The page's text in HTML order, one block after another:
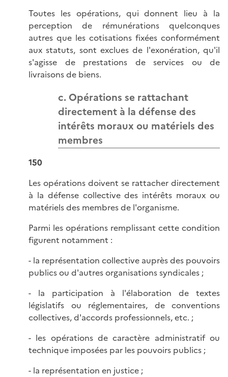
Toutes les opérations, qui donnent lieu à la
perception de rémunérations quelconques
autres que les cotisations fixées conformément
aux statuts, sont exclues de l'exonération, qu'il
s'agisse de prestations de services ou de
livraisons de biens.
c. Opérations se rattachant
directement à la défense des
intérêts moraux ou matériels des
membres
150
Les opérations doivent se rattacher directement
à la défense collective des intérêts moraux ou
matériels des membres de l'organisme.
Parmi les opérations remplissant cette condition
figurent notamment :
- la représentation collective auprès des pouvoirs
publics ou d'autres organisations syndicales ;
- la participation à l'élaboration de textes
législatifs ou réglementaires, de conventions
collectives, d'accords professionnels, etc. ;
- les opérations de caractère administratif ou
technique imposées par les pouvoirs publics ;
- la représentation en justice ;